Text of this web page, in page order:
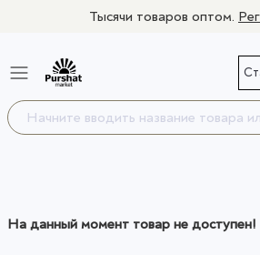
Тысячи товаров оптом.
На данный момент товар не доступен!